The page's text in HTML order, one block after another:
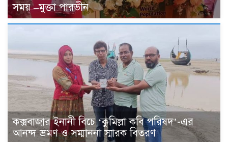
সময় –মুক্তা পারভীন
কক্সবাজার ইনানী বিচে ‘কুমিল্লা কবি পরিষদ’-এর
আনন্দ ভ্রমণ ও সম্মাননা স্মারক বিতরণ